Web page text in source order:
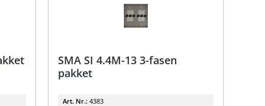
SMA SI 4.4M-13 3-fasen
pakket
Art. Nr.: 4383